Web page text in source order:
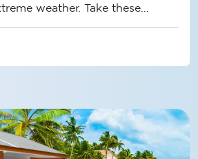
weather. Take these
its durability and resilience!